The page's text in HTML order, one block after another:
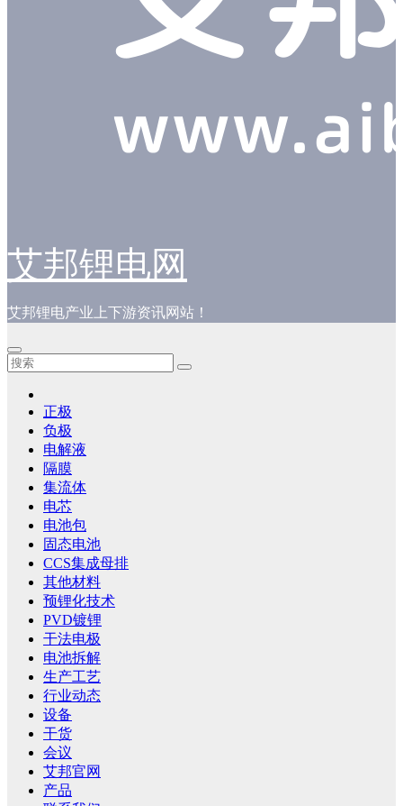
艾邦锂电网
艾邦锂电产业上下游资讯网站！
正极
负极
电解液
隔膜
集流体
电芯
电池包
固态电池
CCS集成母排
其他材料
预锂化技术
PVD镀锂
干法电极
电池拆解
生产工艺
行业动态
设备
干货
会议
艾邦官网
产品